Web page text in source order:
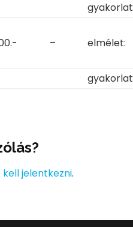
– elmélet:
kell jelentkezni.